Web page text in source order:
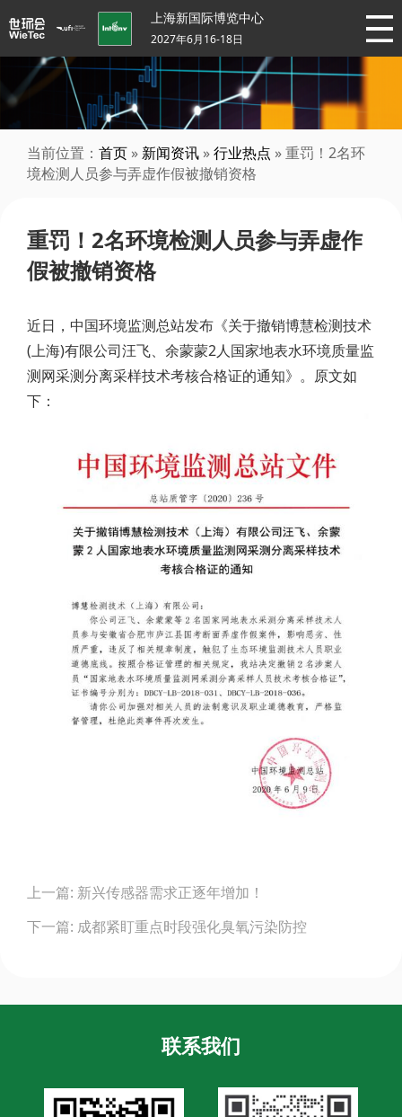
上海新国际博览中心
2027年6月16-18日
当前位置： 首页 » 新闻资讯 »行业热点 » 重罚！2名环
境检测人员参与弄虚作假被撤销资格
重罚！2名环境检测人员参与弄虚作
假被撤销资格
近日，中国环境监测总站发布《关于撤销博慧检测技术
(上海)有限公司汪飞、余蒙蒙2人国家地表水环境质量监
测网采测分离采样技术考核合格证的通知》。原文如
下：
navigation
上一篇: 新兴传感器需求正逐年增加！
下一篇: 成都紧盯重点时段强化臭氧污染防控
联系我们